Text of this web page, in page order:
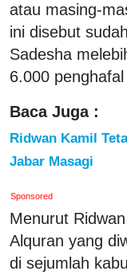
atau masing-
ini disebut
Sadesha
6.000
Baca Juga :
Ridwan Kamil
Jabar Masagi
Sponsored
Menurut
Alquran yang
di sejumlah